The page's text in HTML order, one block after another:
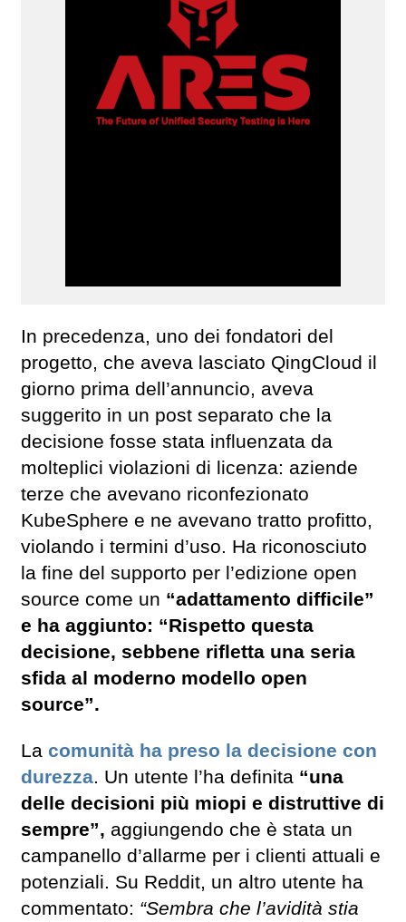
In precedenza, uno dei fondatori del
progetto, che aveva lasciato QingCloud il
giorno prima dell’annuncio, aveva
suggerito in un post separato che la
decisione fosse stata influenzata da
molteplici violazioni di licenza: aziende
terze che avevano riconfezionato
KubeSphere e ne avevano tratto profitto,
violando i termini d’uso. Ha riconosciuto
la fine del supporto per l’edizione open
source come un “adattamento difficile”
e ha aggiunto: “Rispetto questa
decisione, sebbene rifletta una seria
sfida al moderno modello open
source”.
La comunità ha preso la decisione con
durezza. Un utente l’ha definita “una
delle decisioni più miopi e distruttive di
sempre”, aggiungendo che è stata un
campanello d’allarme per i clienti attuali e
potenziali. Su Reddit, un altro utente ha
commentato: “Sembra che l’avidità stia